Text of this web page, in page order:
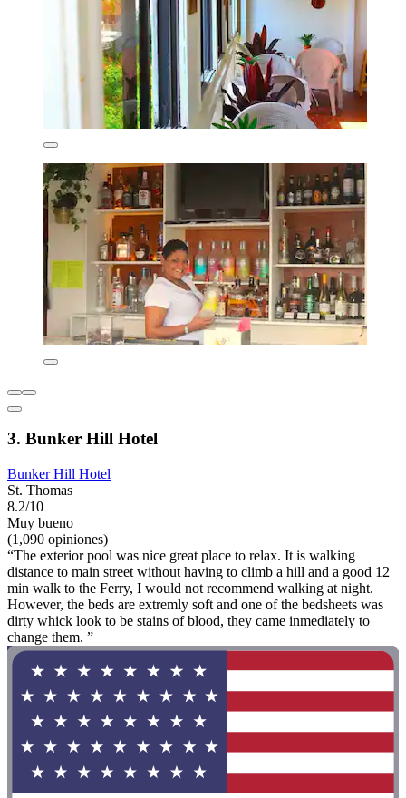
3. Bunker Hill Hotel
Bunker Hill Hotel
St. Thomas
8.2/10
Muy bueno
(1,090 opiniones)
“The exterior pool was nice great place to relax. It is walking
distance to main street without having to climb a hill and a good 12
min walk to the Ferry, I would not recommend walking at night.
However, the beds are extremly soft and one of the bedsheets was
dirty whick look to be stains of blood, they came inmediately to
change them. ”